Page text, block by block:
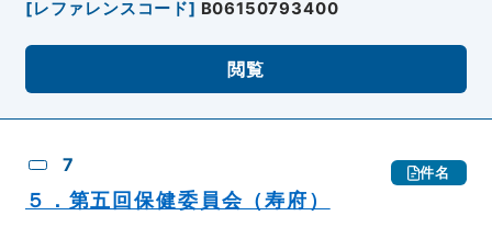
[レファレンスコード] B06150793400
閲覧
7 件名
５．第五回保健委員会（寿府）